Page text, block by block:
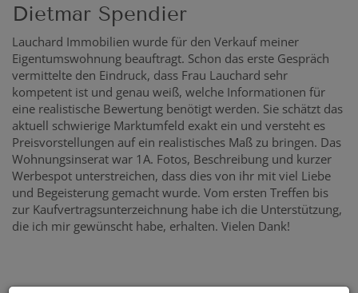
Dietmar Spendier
Lauchard Immobilien wurde für den Verkauf meiner
Eigentumswohnung beauftragt. Schon das erste Gespräch
vermittelte den Eindruck, dass Frau Lauchard sehr
kompetent ist und genau weiß, welche Informationen für
eine realistische Bewertung benötigt werden. Sie schätzt das
aktuell schwierige Marktumfeld exakt ein und versteht es
Preisvorstellungen auf ein realistisches Maß zu bringen. Das
Wohnungsinserat war 1A. Fotos, Beschreibung und kurzer
Werbespot unterstreichen, dass dies von ihr mit viel Liebe
und Begeisterung gemacht wurde. Vom ersten Treffen bis
zur Kaufvertragsunterzeichnung habe ich die Unterstützung,
die ich mir gewünscht habe, erhalten. Vielen Dank!